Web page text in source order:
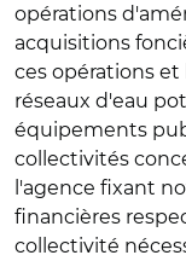
opérations
acquisitions
ces opérations et
réseaux d'eau
équipements
collectivités
l'agence fixant
financières
collectivité